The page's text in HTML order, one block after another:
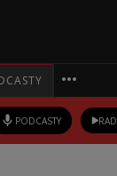
PODCASTY